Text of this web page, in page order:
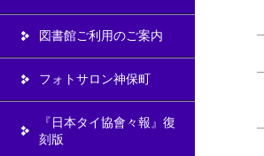
図書館ご利用のご案内
フォトサロン神保町
『日本タイ協會々報』復
刻版